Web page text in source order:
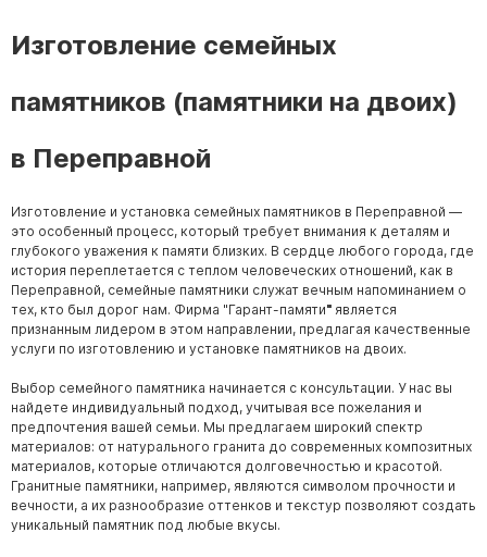
Изготовление семейных
памятников (памятники на двоих)
в Переправной
Изготовление и установка семейных памятников в Переправной —
это особенный процесс, который требует внимания к деталям и
глубокого уважения к памяти близких. В сердце любого города, где
история переплетается с теплом человеческих отношений, как в
Переправной, семейные памятники служат вечным напоминанием о
тех, кто был дорог нам. Фирма "Гарант-памяти" является
признанным лидером в этом направлении, предлагая качественные
услуги по изготовлению и установке памятников на двоих.
Выбор семейного памятника начинается с консультации. У нас вы
найдете индивидуальный подход, учитывая все пожелания и
предпочтения вашей семьи. Мы предлагаем широкий спектр
материалов: от натурального гранита до современных композитных
материалов, которые отличаются долговечностью и красотой.
Гранитные памятники, например, являются символом прочности и
вечности, а их разнообразие оттенков и текстур позволяют создать
уникальный памятник под любые вкусы.